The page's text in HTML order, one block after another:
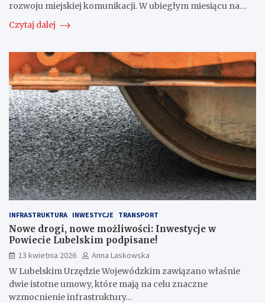
rozwoju miejskiej komunikacji. W ubiegłym miesiącu na…
Czytaj dalej
INFRASTRUKTURA INWESTYCJE TRANSPORT
Nowe drogi, nowe możliwości: Inwestycje w
Powiecie Lubelskim podpisane!
13 kwietnia 2026
Anna Laskowska
W Lubelskim Urzędzie Wojewódzkim zawiązano właśnie
dwie istotne umowy, które mają na celu znaczne
wzmocnienie infrastruktury…